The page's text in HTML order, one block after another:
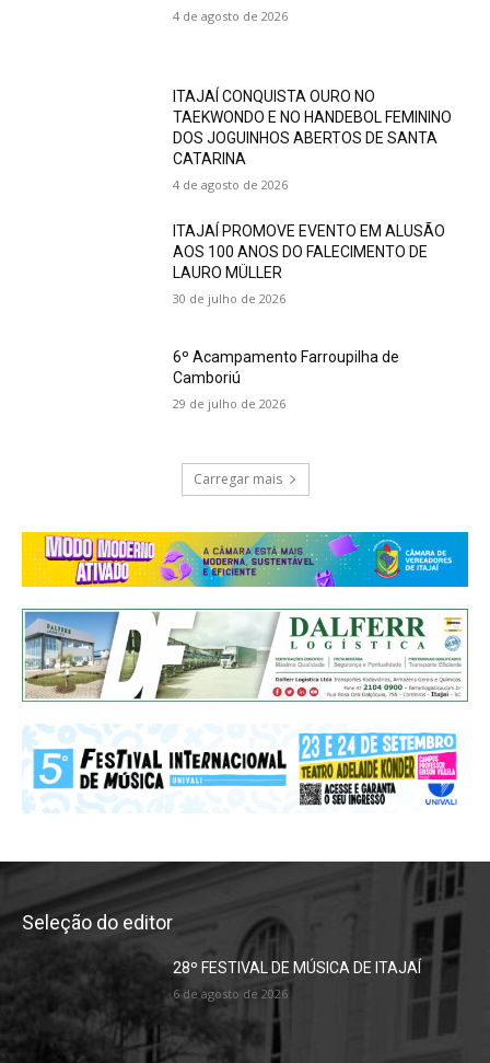
4 de agosto de 2026
ITAJAÍ CONQUISTA OURO NO
TAEKWONDO E NO HANDEBOL FEMININO
DOS JOGUINHOS ABERTOS DE SANTA
CATARINA
4 de agosto de 2026
ITAJAÍ PROMOVE EVENTO EM ALUSÃO
AOS 100 ANOS DO FALECIMENTO DE
LAURO MÜLLER
30 de julho de 2026
6º Acampamento Farroupilha de
Camboriú
29 de julho de 2026
Carregar mais
Seleção do editor
28º FESTIVAL DE MÚSICA DE ITAJAÍ
6 de agosto de 2026